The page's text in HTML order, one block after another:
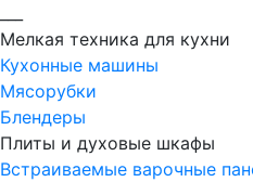
Мелкая техника для кухни
Кухонные машины
Мясорубки
Блендеры
Плиты и духовые шкафы
Встраиваемые варочные